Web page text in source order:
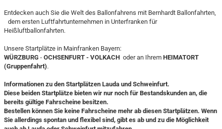
Entdecken auch Sie die Welt des Ballonfahrens mit Bernhardt Ballonfahrten,
dem ersten Luftfahrtunternehmen in Unterfranken für
Heißluftballonfahrten.
Unsere Startplätze in Mainfranken Bayern:
WÜRZBURG - OCHSENFURT - VOLKACH oder an Ihrem HEIMATORT
(Gruppenfahrt).
Informationen zu den Startplätzen Lauda und Schweinfurt.
Diese beiden Startplätze bieten wir nur noch für Bestandskunden an, die
bereits gültige Fahrscheine besitzen.
Bestellen können Sie keine Fahrscheine mehr ab diesen Startplätzen. Wenn
Sie allerdings spontan und flexibel sind, gibt es ab und zu die Möglichkeit